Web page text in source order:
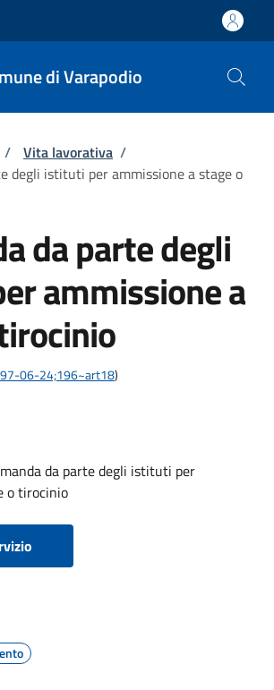
di Varapodio
pane
/ Vita lavorativa /
degli istituti per ammissione a stage o
da parte degli
ammissione a
06-24;196~art18)
da parte degli istituti per
o tirocinio